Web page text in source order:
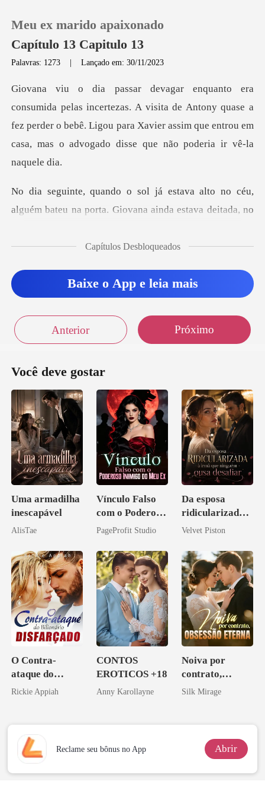
0
Loja
Sair
Meu ex marido apaixonado
Capítulo 13 Capitulo 13
Palavras: 1273 |Lançado em: 30/11/2023
A visita de Antony quase a
fez perder o bebê. Ligou para Xavier assim que
to no céu,
alguém bateu na porta. Giovana
Capítulos Desbloqueados
Baixe o App e leia mais
Anterior Próximo
Você deve gostar
Uma armadilha
inescapável
AlisTae
Vínculo Falso
com o Poderoso
Inimigo do Meu
PageProfit Studio
Da esposa
ridicularizada à
irmã que
desafiar
Velvet Piston
O Contra-
ataque do
Bilionário
Rickie Appiah
CONTOS
EROTICOS +18
Anny Karollayne
Noiva por
contrato,
obsessão eterna
Silk Mirage
Reclame seu bônus no App Abrir